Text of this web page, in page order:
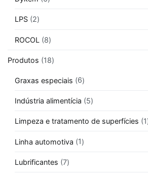
LPS 2
ROCOL 8
Produtos 18
Graxas especiais 6
Indústria alimentícia 5
Limpeza e tratamento de superfícies 1
Linha automotiva 1
Lubrificantes 7